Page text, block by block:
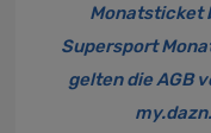
Monatsticket
Supersport
gelten die AGB